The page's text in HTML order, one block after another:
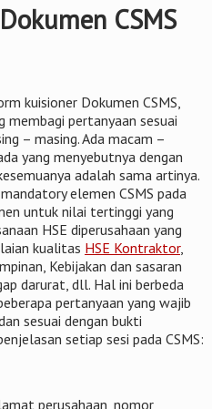
CSMS
kuisioner Dokumen CSMS,
membagi pertanyaan sesuai
– masing. Ada macam –
yang menyebutnya dengan
adalah sama artinya.
elemen CSMS pada
untuk nilai tertinggi yang
HSE diperusahaan yang
kualitas HSE Kontraktor,
Kebijakan dan sasaran
darurat, dll. Hal ini berbeda
pertanyaan yang wajib
sesuai dengan bukti
setiap sesi pada CSMS:
perusahaan, nomor